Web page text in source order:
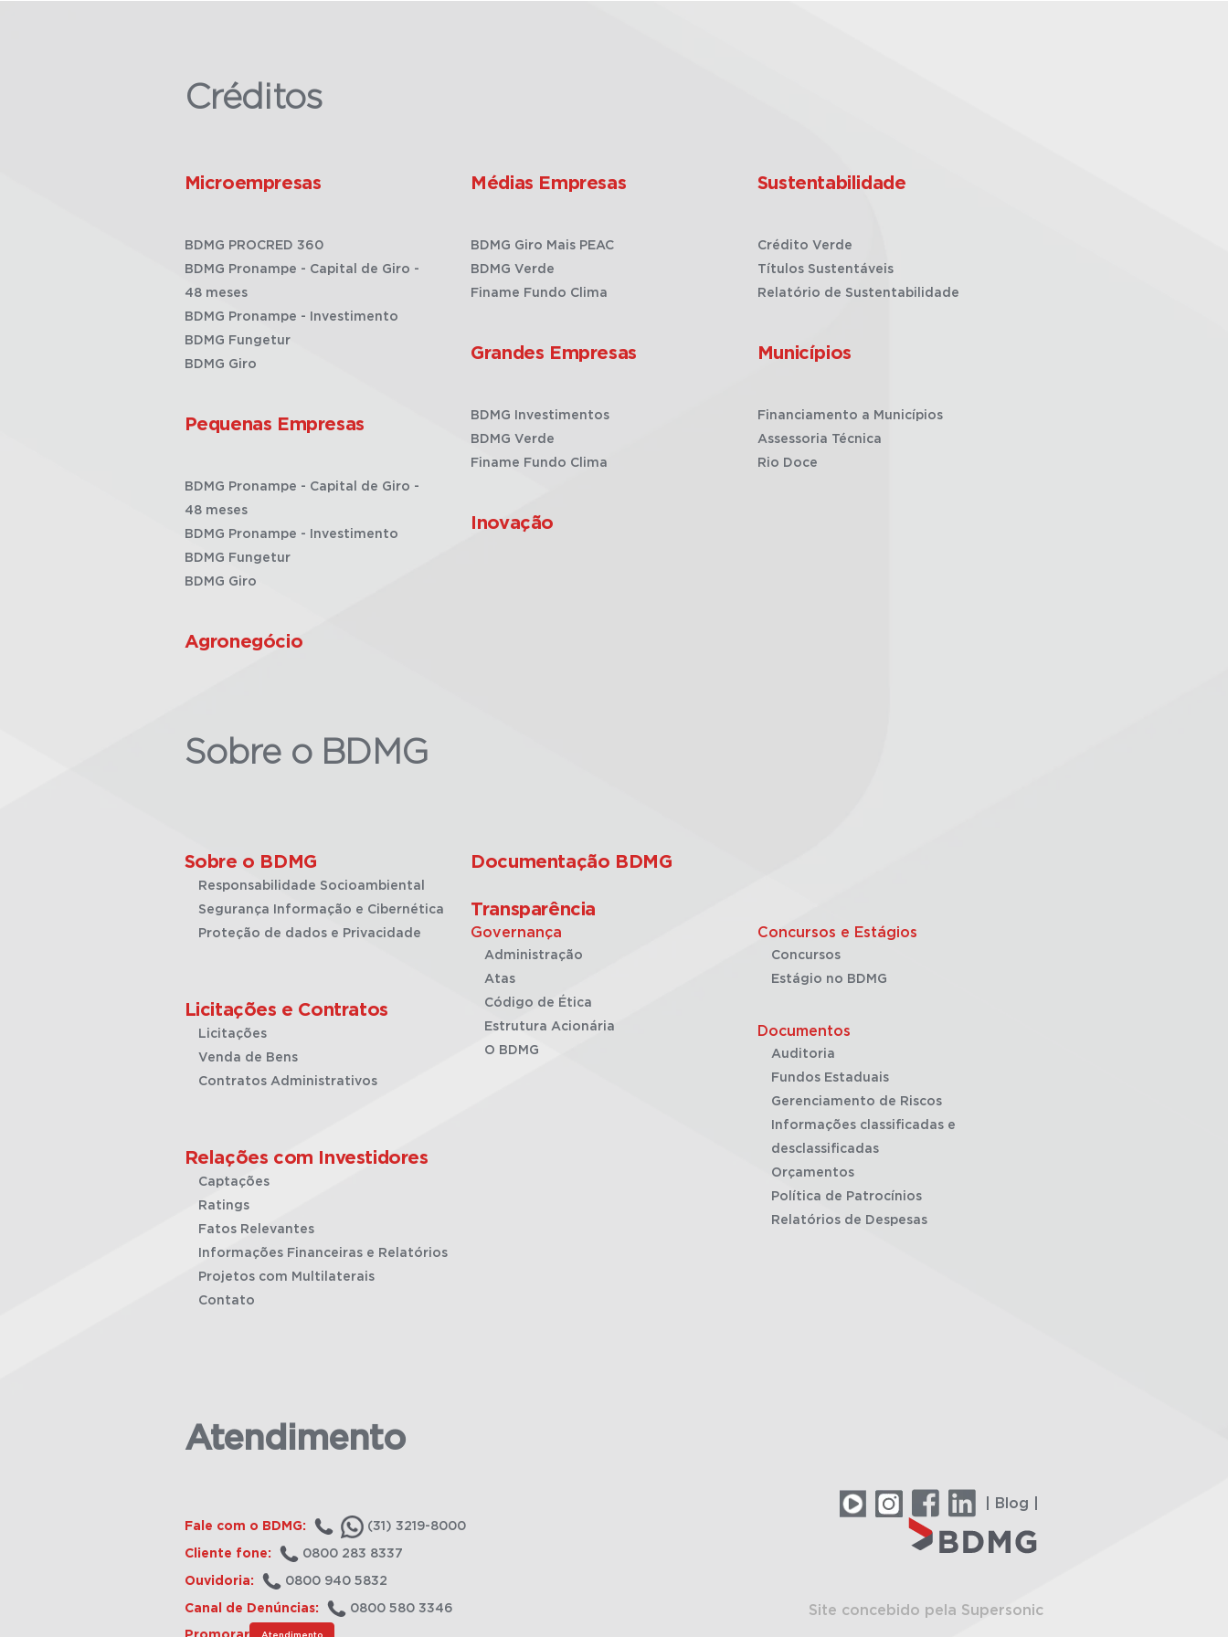
Créditos
Microempresas
BDMG PROCRED 360
BDMG Pronampe - Capital de Giro -
48 meses
BDMG Pronampe - Investimento
BDMG Fungetur
BDMG Giro
Pequenas Empresas
BDMG Pronampe - Capital de Giro -
48 meses
BDMG Pronampe - Investimento
BDMG Fungetur
BDMG Giro
Agronegócio
Médias Empresas
BDMG Giro Mais PEAC
BDMG Verde
Finame Fundo Clima
Grandes Empresas
BDMG Investimentos
BDMG Verde
Finame Fundo Clima
Inovação
Sustentabilidade
Crédito Verde
Títulos Sustentáveis
Relatório de Sustentabilidade
Municípios
Financiamento a Municípios
Assessoria Técnica
Rio Doce
Sobre o BDMG
Sobre o BDMG
Responsabilidade Socioambiental
Segurança Informação e Cibernética
Proteção de dados e Privacidade
Licitações e Contratos
Licitações
Venda de Bens
Contratos Administrativos
Relações com Investidores
Captações
Ratings
Fatos Relevantes
Informações Financeiras e Relatórios
Projetos com Multilaterais
Contato
Documentação BDMG
Transparência
Governança
Administração
Atas
Código de Ética
Estrutura Acionária
O BDMG
Concursos e Estágios
Concursos
Estágio no BDMG
Documentos
Auditoria
Fundos Estaduais
Gerenciamento de Riscos
Informações classificadas e
desclassificadas
Orçamentos
Política de Patrocínios
Relatórios de Despesas
Atendimento
Fale com o BDMG: (31) 3219-8000
Cliente fone: 0800 283 8337
Ouvidoria: 0800 940 5832
Canal de Denúncias: 0800 580 3346
Atendimento
| Blog |
Site concebido pela Supersonic